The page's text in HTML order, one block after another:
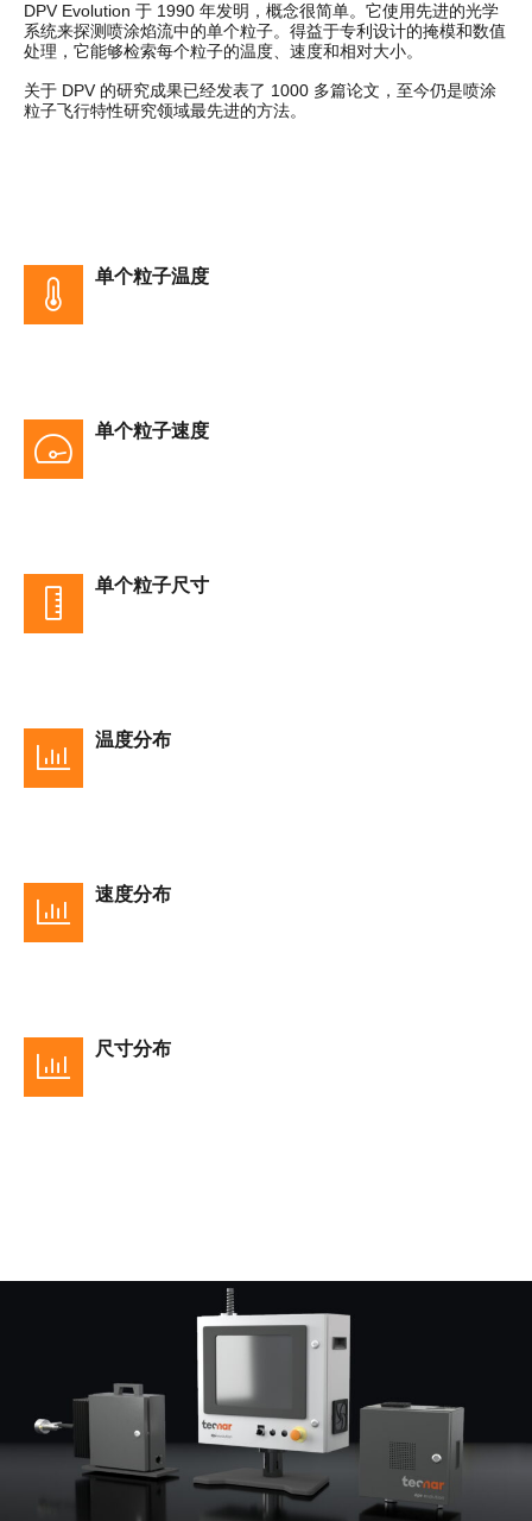
DPV Evolution 于 1990 年发明，概念很简单。它使用先进的光学
系统来探测喷涂焰流中的单个粒子。得益于专利设计的掩模和数值
处理，它能够检索每个粒子的温度、速度和相对大小。
关于 DPV 的研究成果已经发表了 1000 多篇论文，至今仍是喷涂
粒子飞行特性研究领域最先进的方法。
单个粒子温度
单个粒子速度
单个粒子尺寸
温度分布
速度分布
尺寸分布